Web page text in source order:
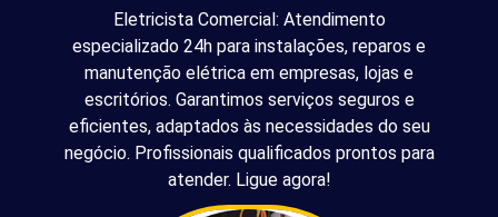
Eletricista Comercial: Atendimento
especializado 24h para instalações, reparos e
manutenção elétrica em empresas, lojas e
escritórios. Garantimos serviços seguros e
eficientes, adaptados às necessidades do seu
negócio. Profissionais qualificados prontos para
atender. Ligue agora!